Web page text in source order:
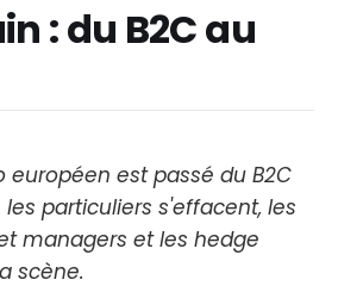
: du B2C au
européen est passé du B2C
les particuliers s'effacent, les
managers et les hedge
scène.